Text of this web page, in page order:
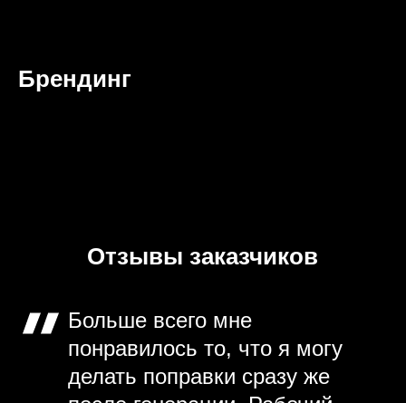
Брендинг
Отзывы заказчиков
Больше всего мне
понравилось то, что я могу
делать поправки сразу же